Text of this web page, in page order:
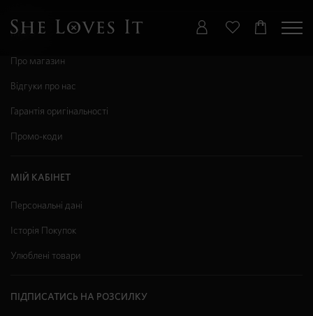
ІНФО
Про магазин
Відгуки про нас
Гарантія оригінальності
Промо-коди
МІЙ КАБІНЕТ
Персональні дані
Історія Покупок
Улюблені товари
ПІДПИСАТИСЬ НА РОЗСИЛКУ